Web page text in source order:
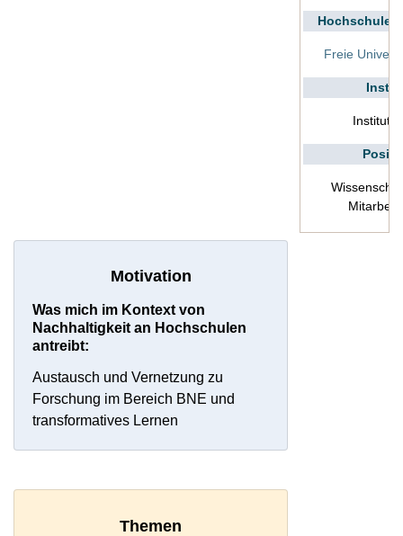
Hochschule/
Freie
Institut
Motivation
Was mich im Kontext von
Nachhaltigkeit an Hochschulen
antreibt:
Austausch und Vernetzung zu
Forschung im Bereich BNE und
transformatives Lernen
Themen